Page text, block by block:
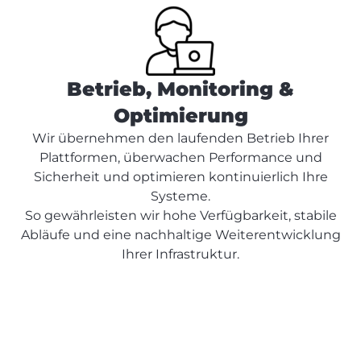
Betrieb, Monitoring &
Optimierung
Wir übernehmen den laufenden Betrieb Ihrer
Plattformen, überwachen Performance und
Sicherheit und optimieren kontinuierlich Ihre
Systeme.
So gewährleisten wir hohe Verfügbarkeit, stabile
Abläufe und eine nachhaltige Weiterentwicklung
Ihrer Infrastruktur.